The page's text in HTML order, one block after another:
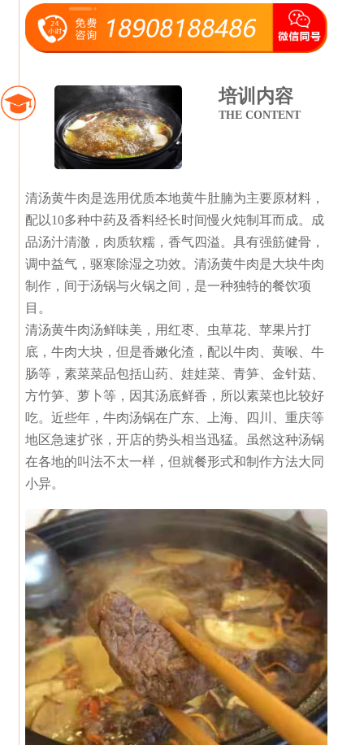
培训内容
THE CONTENT
清汤黄牛肉是选用优质本地黄牛肚腩为主要原材料，
配以10多种中药及香料经长时间慢火炖制耳而成。成
品汤汁清澈，肉质软糯，香气四溢。具有强筋健骨，
调中益气，驱寒除湿之功效。清汤黄牛肉是大块牛肉
制作，间于汤锅与火锅之间，是一种独特的餐饮项
目。
清汤黄牛肉汤鲜味美，用红枣、虫草花、苹果片打
底，牛肉大块，但是香嫩化渣，配以牛肉、黄喉、牛
肠等，素菜菜品包括山药、娃娃菜、青笋、金针菇、
方竹笋、萝卜等，因其汤底鲜香，所以素菜也比较好
吃。近些年，牛肉汤锅在广东、上海、四川、重庆等
地区急速扩张，开店的势头相当迅猛。虽然这种汤锅
在各地的叫法不太一样，但就餐形式和制作方法大同
小异。